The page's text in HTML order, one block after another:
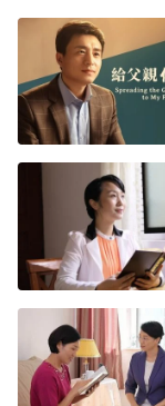
姊妹都放下了聖
説這是你的新
哪有離開聖經的
内容了，主啊
引領。」